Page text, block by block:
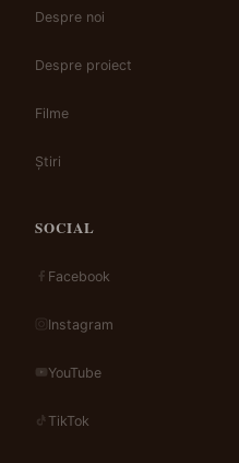
Despre noi
Despre proiect
Filme
Știri
SOCIAL
Facebook
Instagram
YouTube
TikTok